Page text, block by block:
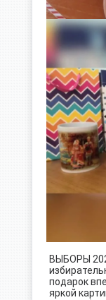
ВЫБОРЫ
подарок
яркой